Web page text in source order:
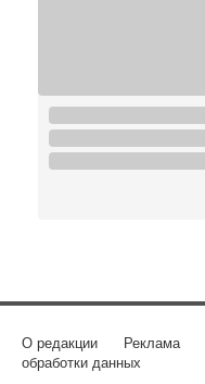
О редакции Реклама
обработки данных